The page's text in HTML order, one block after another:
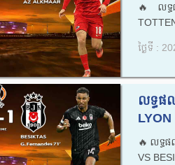
🔥លទ្ធ
ថ្ងៃទី :
លទ្ធផ
🔥លទ្ធផ
VS